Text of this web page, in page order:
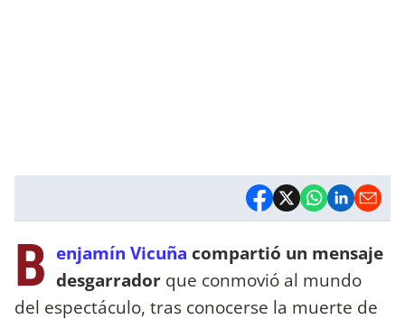
B enjamín Vicuña compartió un mensaje
desgarrador que conmovió al mundo
del espectáculo, tras conocerse la muerte de